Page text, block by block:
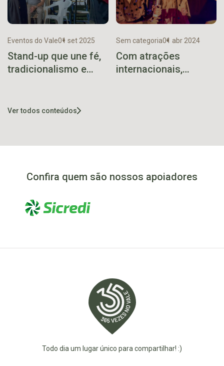
Eventos do Vale01 set 2025
Stand-up que une fé,
tradicionalismo e
setembro
Sem categoria01 abr 2024
Com atrações
internacionais,
Ver todos conteúdos
Confira quem são nossos apoiadores
Todo dia um lugar único para compartilhar! :)